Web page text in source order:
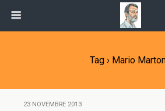
Tag › Mario
23 NOVEMBRE 2013